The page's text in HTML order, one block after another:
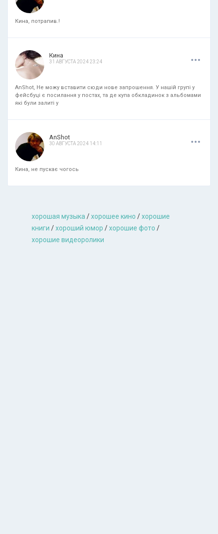
Кина, потрапив.!
Кина
31 АВГУСТА 2024 23:24 ...
AnShot, Не можу вставити сюди нове запрошення. У нашій групі у
фейсбуці є посилання у постах, та де купа обкладинок з альбомами
які були залиті у
AnShot
30 АВГУСТА 2024 14:11 ...
Кина, не пускає чогось
хорошая музыкa/хорошее кино /хорошие
книги /хороший юмор /хорошие фото /
хорошие видеоролики